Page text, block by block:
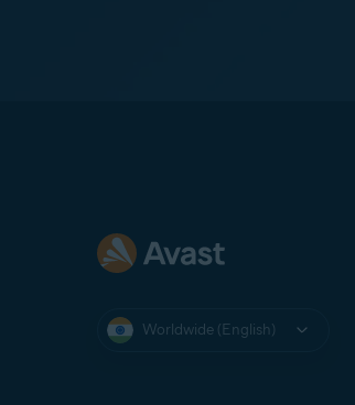
Worldwide (English)